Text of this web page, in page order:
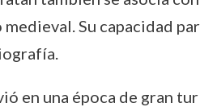
Su capacidad
en una época de gran